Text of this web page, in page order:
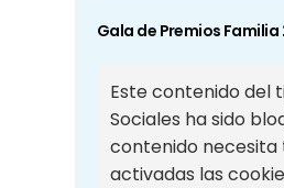
Gala de Premios Familia
Este contenido del
Sociales ha sido
contenido necesita
activadas las